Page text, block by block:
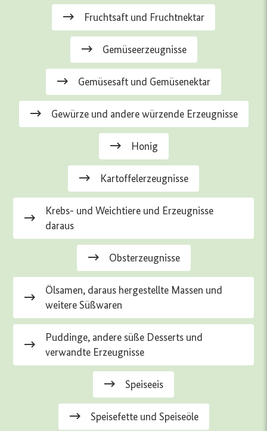
Fruchtsaft und Fruchtnektar
Gemüseerzeugnisse
Gemüsesaft und Gemüsenektar
Gewürze und andere würzende Erzeugnisse
Honig
Kartoffelerzeugnisse
Krebs- und Weichtiere und Erzeugnisse
daraus
Obsterzeugnisse
Ölsamen, daraus hergestellte Massen und
weitere Süßwaren
Puddinge, andere süße Desserts und
verwandte Erzeugnisse
Speiseeis
Speisefette und Speiseöle